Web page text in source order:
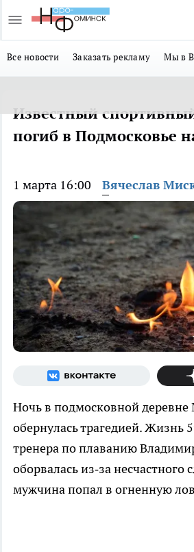
Все новости Заказать рекламу Мы в
Известный
погиб в Подмосковье
1 марта 16:00 Вячеслав
Ночь в подмосковной
обернулась трагедией. Жизнь
тренера по плаванию
оборвалась из‑за несчастного
мужчина попал в огненную